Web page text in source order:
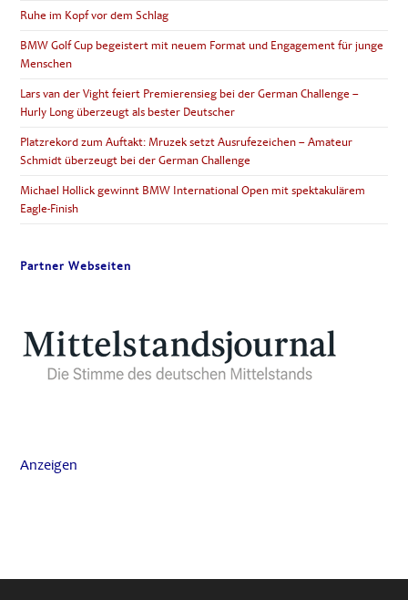
Ruhe im Kopf vor dem Schlag
BMW Golf Cup begeistert mit neuem Format und Engagement für junge
Menschen
Lars van der Vight feiert Premierensieg bei der German Challenge –
Hurly Long überzeugt als bester Deutscher
Platzrekord zum Auftakt: Mruzek setzt Ausrufezeichen – Amateur
Schmidt überzeugt bei der German Challenge
Michael Hollick gewinnt BMW International Open mit spektakulärem
Eagle-Finish
Partner Webseiten
Anzeigen